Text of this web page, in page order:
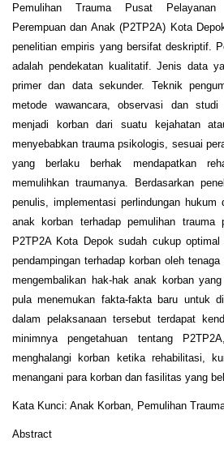
Pemulihan Trauma Pusat Pelayanan
Perempuan dan Anak (P2TP2A) Kota
penelitian empiris yang bersifat deskriptif.
adalah pendekatan kualitatif. Jenis data
primer dan data sekunder. Teknik
metode wawancara, observasi dan
menjadi korban dari suatu kejahatan
menyebabkan trauma psikologis, sesuai
yang berlaku berhak mendapatkan
memulihkan traumanya. Berdasarkan
penulis, implementasi perlindungan hukum
anak korban terhadap pemulihan trauma
P2TP2A Kota Depok sudah cukup
pendampingan terhadap korban oleh
mengembalikan hak-hak anak korban
pula menemukan fakta-fakta baru untuk
dalam pelaksanaan tersebut terdapat
minimnya pengetahuan tentang
menghalangi korban ketika rehabilitasi,
menangani para korban dan fasilitas yang
Kata Kunci: Anak Korban, Pemulihan
Abstract